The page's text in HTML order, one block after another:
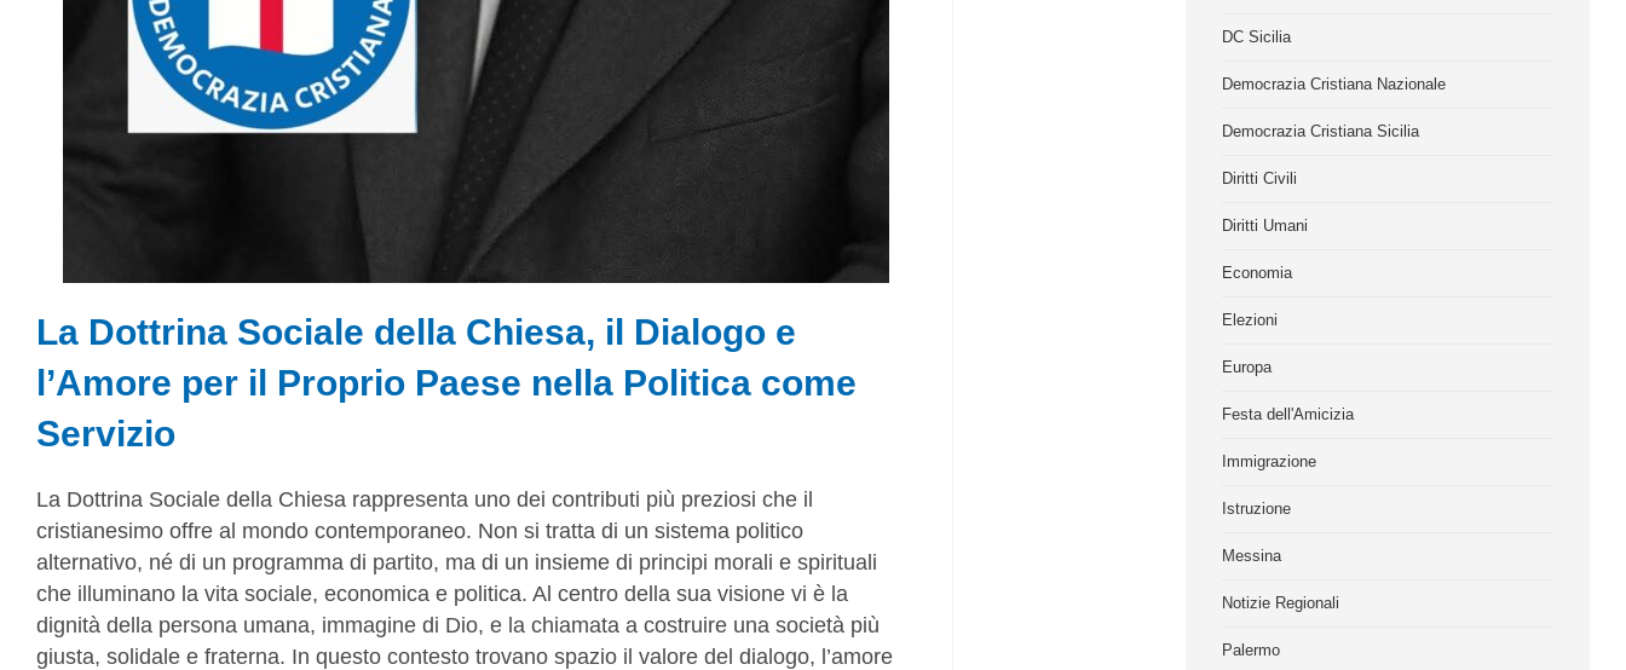
La Dottrina Sociale della Chiesa, il Dialogo e
l’Amore per il Proprio Paese nella Politica come
Servizio
La Dottrina Sociale della Chiesa rappresenta uno dei contributi più preziosi che il
cristianesimo offre al mondo contemporaneo. Non si tratta di un sistema politico
alternativo, né di un programma di partito, ma di un insieme di principi morali e spirituali
che illuminano la vita sociale, economica e politica. Al centro della sua visione vi è la
dignità della persona umana, immagine di Dio, e la chiamata a costruire una società più
giusta, solidale e fraterna. In questo contesto trovano spazio il valore del dialogo, l’amore
DC Sicilia
Democrazia Cristiana Nazionale
Democrazia Cristiana Sicilia
Diritti Civili
Diritti Umani
Economia
Elezioni
Europa
Festa dell'Amicizia
Immigrazione
Istruzione
Messina
Notizie Regionali
Palermo